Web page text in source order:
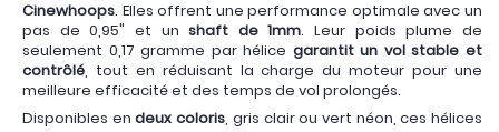
Cinewhoops. Elles offrent une performance optimale avec un
pas de 0,95" et unshaft de 1mm. Leur poids plume de
seulement 0,17 gramme par hélice garantit un vol stable et
contrôlé, tout en réduisant la charge du moteur pour une
meilleure efficacité et des temps de vol prolongés.
Disponibles endeux coloris, gris clair ou vert néon, ces hélices